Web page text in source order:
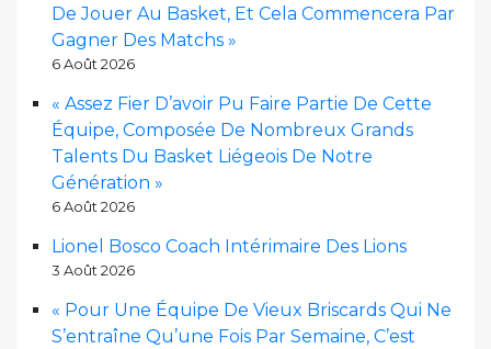
De Jouer Au Basket, Et Cela Commencera Par
Gagner Des Matchs »
6 Août 2026
« Assez Fier D’avoir Pu Faire Partie De Cette
Équipe, Composée De Nombreux Grands
Talents Du Basket Liégeois De Notre
Génération »
6 Août 2026
Lionel Bosco Coach Intérimaire Des Lions
3 Août 2026
« Pour Une Équipe De Vieux Briscards Qui Ne
S’entraîne Qu’une Fois Par Semaine, C’est